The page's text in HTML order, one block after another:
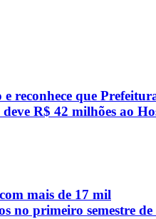
reconhece que
R$ 42 milhões ao
mais de 17 mil
no primeiro semestre de